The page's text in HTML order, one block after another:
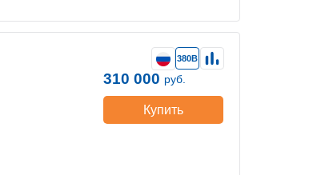
380В
310 000 руб.
Купить